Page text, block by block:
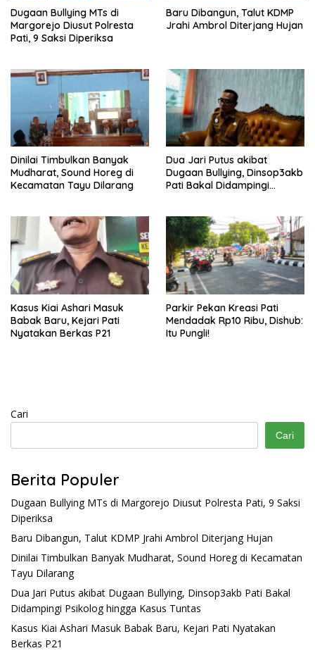
Dugaan Bullying MTs di
Margorejo Diusut Polresta
Pati, 9 Saksi Diperiksa
Baru Dibangun, Talut KDMP
Jrahi Ambrol Diterjang Hujan
Dinilai Timbulkan Banyak
Mudharat, Sound Horeg di
Kecamatan Tayu Dilarang
Dua Jari Putus akibat
Dugaan Bullying, Dinsop3akb
Pati Bakal Didampingi
Kasus Kiai Ashari Masuk
Babak Baru, Kejari Pati
Nyatakan Berkas P21
Parkir Pekan Kreasi Pati
Mendadak Rp10 Ribu, Dishub:
Itu Pungli!
Cari
Cari
Berita Populer
Dugaan Bullying MTs di Margorejo Diusut Polresta Pati, 9 Saksi
Diperiksa
Baru Dibangun, Talut KDMP Jrahi Ambrol Diterjang Hujan
Dinilai Timbulkan Banyak Mudharat, Sound Horeg di Kecamatan
Tayu Dilarang
Dua Jari Putus akibat Dugaan Bullying, Dinsop3akb Pati Bakal
Didampingi Psikolog hingga Kasus Tuntas
Kasus Kiai Ashari Masuk Babak Baru, Kejari Pati Nyatakan
Berkas P21